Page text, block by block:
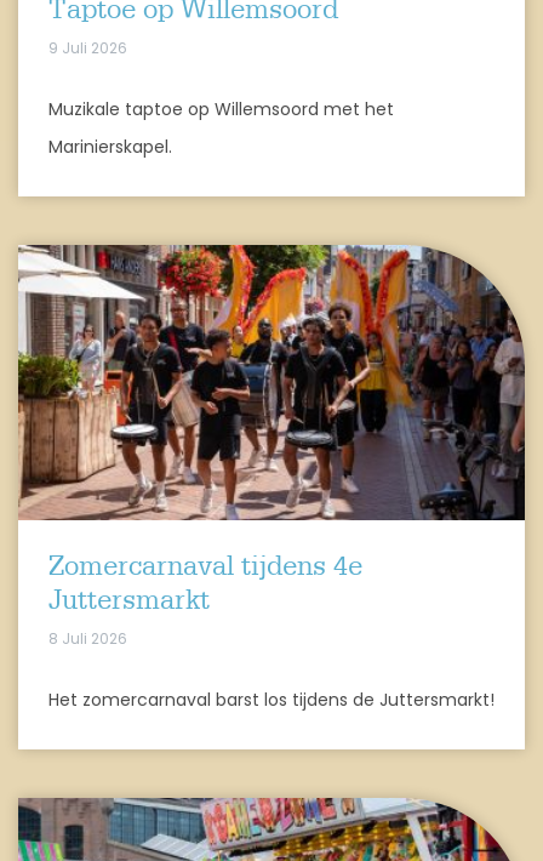
Taptoe op Willemsoord
9 Juli 2026
Muzikale taptoe op Willemsoord met het
Marinierskapel.
Zomercarnaval tijdens 4e
Juttersmarkt
8 Juli 2026
Het zomercarnaval barst los tijdens de Juttersmarkt!